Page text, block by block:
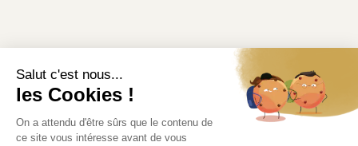
Informations légales
Modifier mes préférences en matière de cookies
Liens utiles